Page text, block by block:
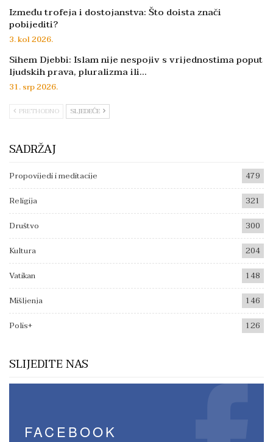
Između trofeja i dostojanstva: Što doista znači
pobijediti?
3. kol 2026.
Sihem Djebbi: Islam nije nespojiv s vrijednostima poput
ljudskih prava, pluralizma ili…
31. srp 2026.
PRETHODNO SLJEDEĆE
SADRŽAJ
Propovijedi i meditacije
479
Religija
321
Društvo
300
Kultura
204
Vatikan
148
Mišljenja
146
Polis+
126
SLIJEDITE NAS
FACEBOOK